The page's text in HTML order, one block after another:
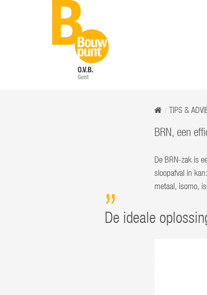
TIPS &
BRN, een
De BRN-zak is
sloopafval in
metaal, isomo,
De ideale